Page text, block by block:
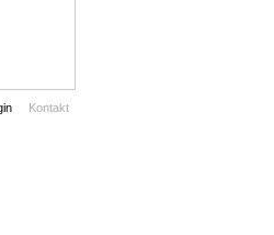
Kontakt